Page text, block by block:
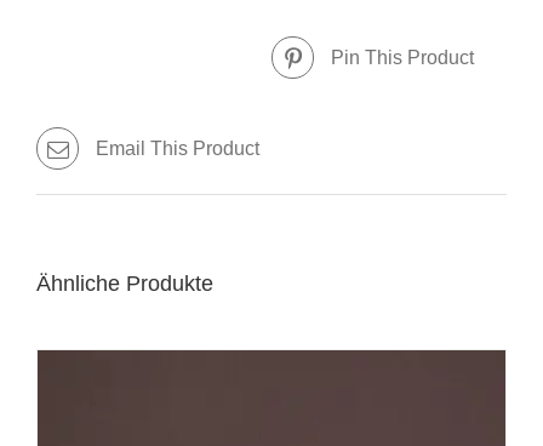
Pin This Product
Email This Product
Ähnliche Produkte